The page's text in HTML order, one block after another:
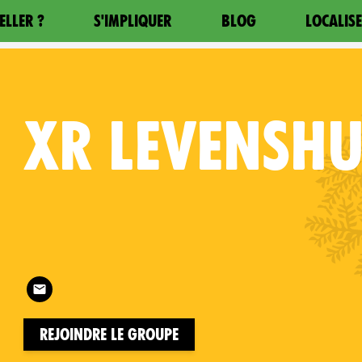
? S'IMPLIQUER BLOG
XR
Follow XR Levenshulme on
Rejoindre le groupe